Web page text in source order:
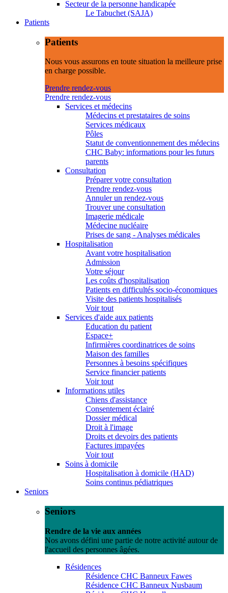
Secteur de la personne handicapée
Le Tabuchet (SAJA)
Patients
Patients
Nous vous assurons en toute situation la meilleure prise
en charge possible.
Prendre rendez-vous
Prendre rendez-vous
Services et médecins
Médecins et prestataires de soins
Services médicaux
Pôles
Statut de conventionnement des médecins
CHC Baby: informations pour les futurs
parents
Consultation
Préparer votre consultation
Prendre rendez-vous
Annuler un rendez-vous
Trouver une consultation
Imagerie médicale
Médecine nucléaire
Prises de sang - Analyses médicales
Hospitalisation
Avant votre hospitalisation
Admission
Votre séjour
Les coûts d'hospitalisation
Patients en difficultés socio-économiques
Visite des patients hospitalisés
Voir tout
Services d'aide aux patients
Education du patient
Espace+
Infirmières coordinatrices de soins
Maison des familles
Personnes à besoins spécifiques
Service financier patients
Voir tout
Informations utiles
Chiens d'assistance
Consentement éclairé
Dossier médical
Droit à l'image
Droits et devoirs des patients
Factures impayées
Voir tout
Soins à domicile
Hospitalisation à domicile (HAD)
Soins continus pédiatriques
Seniors
Seniors
Rendre de la vie aux années
Nos avons défini une partie de notre activité autour de
l'accueil des personnes âgées.
Résidences
Résidence CHC Banneux Fawes
Résidence CHC Banneux Nusbaum